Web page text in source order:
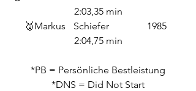
2:03,35 min
🥈Markus	Schiefer		1985
2:04,75 min
*PB = Persönliche Bestleistung
*DNS = Did Not Start